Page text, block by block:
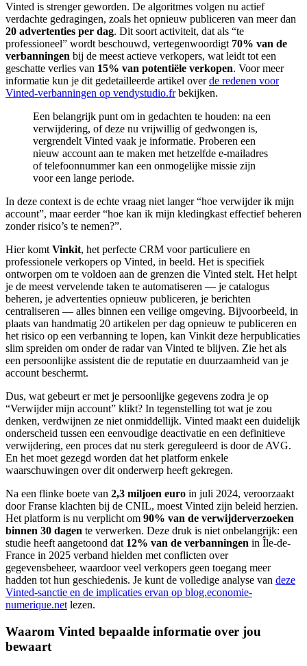
Vinted is strenger geworden. De algoritmes volgen nu actief
verdachte gedragingen, zoals het opnieuw publiceren van meer dan
20 advertenties per dag. Dit soort activiteit, dat als “te
professioneel” wordt beschouwd, vertegenwoordigt 70% van de
verbanningen bij de meest actieve verkopers, wat leidt tot een
geschatte verlies van 15% van potentiële verkopen. Voor meer
informatie kun je dit gedetailleerde artikel overde redenen voor
Vinted-verbanningen op vendystudio.frbekijken.
Een belangrijk punt om in gedachten te houden: na een
verwijdering, of deze nu vrijwillig of gedwongen is,
vergrendelt Vinted vaak je informatie. Proberen een
nieuw account aan te maken met hetzelfde e-mailadres
of telefoonnummer kan een onmogelijke missie zijn
voor een lange periode.
In deze context is de echte vraag niet langer “hoe verwijder ik mijn
account”, maar eerder “hoe kan ik mijn kledingkast effectief beheren
zonder risico’s te nemen?”.
Hier komtVinkit, het perfecte CRM voor particuliere en
professionele verkopers op Vinted, in beeld. Het is specifiek
ontworpen om te voldoen aan de grenzen die Vinted stelt. Het helpt
je de meest vervelende taken te automatiseren — je catalogus
beheren, je advertenties opnieuw publiceren, je berichten
centraliseren — alles binnen een veilige omgeving. Bijvoorbeeld, in
plaats van handmatig 20 artikelen per dag opnieuw te publiceren en
het risico op een verbanning te lopen, kan Vinkit deze herpublicaties
slim spreiden om onder de radar van Vinted te blijven. Zie het als
een persoonlijke assistent die de reputatie en duurzaamheid van je
account beschermt.
Dus, wat gebeurt er met je persoonlijke gegevens zodra je op
“Verwijder mijn account” klikt? In tegenstelling tot wat je zou
denken, verdwijnen ze niet onmiddellijk. Vinted maakt een duidelijk
onderscheid tussen een eenvoudige deactivatie en een definitieve
verwijdering, een proces dat nu sterk gereguleerd is door de AVG.
En het moet gezegd worden dat het platform enkele
waarschuwingen over dit onderwerp heeft gekregen.
Na een flinke boete van 2,3 miljoen euro in juli 2024, veroorzaakt
door Franse klachten bij de CNIL, moest Vinted zijn beleid herzien.
Het platform is nu verplicht om 90% van de verwijderverzoeken
binnen 30 dagen te verwerken. Deze druk is niet onbelangrijk: een
studie heeft aangetoond dat 12% van de verbanningen in Île-de-
France in 2025 verband hielden met conflicten over
gegevensbeheer, waardoor veel verkopers geen toegang meer
hadden tot hun geschiedenis. Je kunt de volledige analyse van deze
Vinted-sanctie en de implicaties ervan op blog.economie-
numerique.netlezen.
Waarom Vinted bepaalde informatie over jou
bewaart